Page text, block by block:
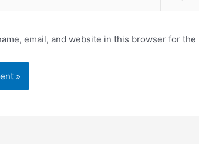
email, and website in this browser for